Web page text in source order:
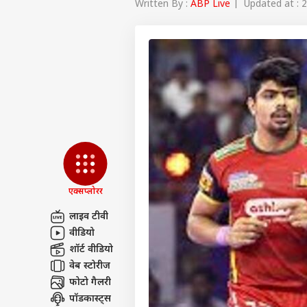
एक्सप्लोरर
लाइव टीवी
वीडियो
शॉर्ट वीडियो
वेब स्टोरीज
फोटो गैलरी
पॉडकास्ट्स
Written By : ABP Live | Updated at :
हॅलो गेस्ट